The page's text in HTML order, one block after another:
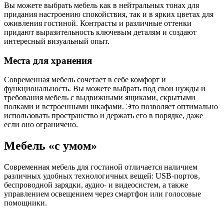
Вы можете выбрать мебель как в нейтральных тонах для
придания настроению спокойствия, так и в ярких цветах для
оживления гостиной. Контрасты и различные оттенки
придают выразительность ключевым деталям и создают
интересный визуальный опыт.
Места для хранения
Современная мебель сочетает в себе комфорт и
функциональность. Вы можете выбрать под свои нужды и
требования мебель с выдвижными ящиками, скрытыми
полками и встроенными шкафами. Это позволяет оптимально
использовать пространство и держать его в порядке, даже
если оно ограничено.
Мебель «с умом»
Современная мебель для гостиной отличается наличием
различных удобных технологичных вещей: USB-портов,
беспроводной зарядки, аудио- и видеосистем, а также
управлением освещением через смартфон или голосовые
помощники.